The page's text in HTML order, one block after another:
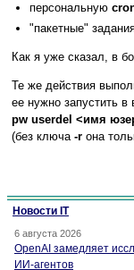
персональную
"пакетные"
Как я уже сказал, в
Те же действия
ее нужно запустить в
pw userdel <имя
(без ключа -r она
Новости IT
6 августа 2026
OpenAI замедляет
ИИ-агентов